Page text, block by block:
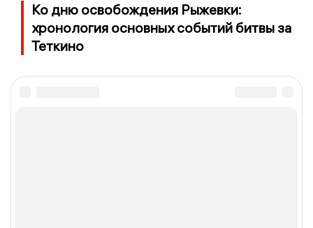
Ко дню освобождения Рыжевки:
хронология основных событий битвы за
Теткино